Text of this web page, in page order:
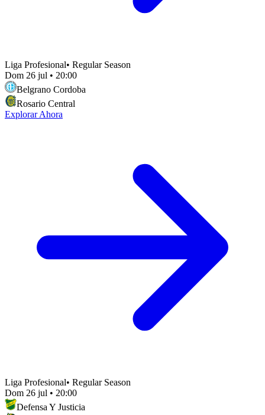
Liga Profesional• Regular Season
Dom 26 jul • 20:00
Belgrano Cordoba
Rosario Central
Explorar Ahora
Liga Profesional• Regular Season
Dom 26 jul • 20:00
Defensa Y Justicia